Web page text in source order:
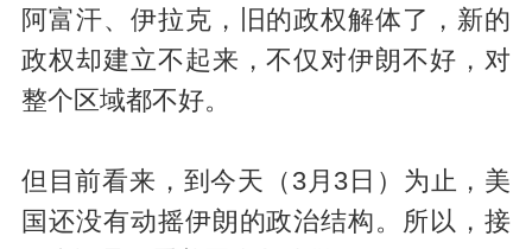
阿富汗、伊拉克，旧的政权解体了，新的
政权却建立不起来，不仅对伊朗不好，对
整个区域都不好。
但目前看来，到今天（3月3日）为止，美
国还没有动摇伊朗的政治结构。所以，接